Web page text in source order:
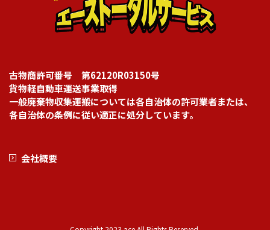
古物商許可番号 第62120R03150号
貨物軽自動車運送事業取得
一般廃棄物収集運搬については各自治体の許可業者または、
各自治体の条例に従い適正に処分しています。
会社概要